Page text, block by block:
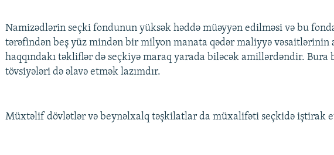
Namizədlərin seçki fondunun yüksək həddə müəyyən edilməsi və bu
tərəfindən beş yüz mindən bir milyon manata qədər maliyyə vəsaitlərinin
haqqındakı təkliflər də seçkiyə maraq yarada biləcək amillərdəndir. Bura
tövsiyələri də əlavə etmək lazımdır.
Müxtəlif dövlətlər və beynəlxalq təşkilatlar da müxalifəti seçkidə iştirak